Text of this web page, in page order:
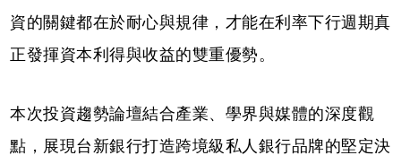
資的關鍵都在於耐心與規律，才能在利率下行週期真
正發揮資本利得與收益的雙重優勢。
本次投資趨勢論壇結合產業、學界與媒體的深度觀
點，展現台新銀行打造跨境級私人銀行品牌的堅定決